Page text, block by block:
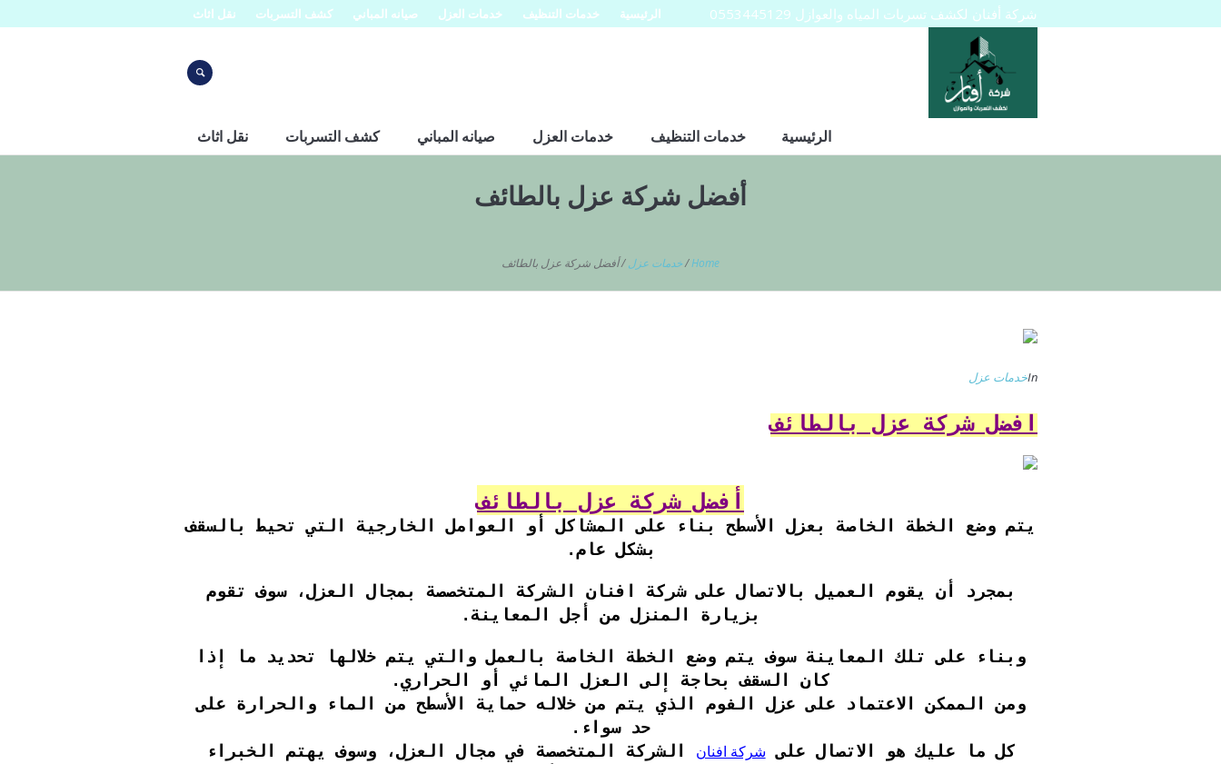
الرئيسية خدمات التنظيف خدمات العزل صيانه المباني كشف التسربات نقل اثاث شركة أفنان لكشف تسربات المياه والعوازل 0553445129
الرئيسية خدمات التنظيف خدمات العزل صيانه المباني كشف التسربات نقل اثاث
أفضل شركة عزل بالطائف
Home
/خدمات عزل /أفضل شركة عزل بالطائف
Inخدمات عزل
أفضل شركة عزل بالطائف
أفضل شركة عزل بالطائف
يتم وضع الخطة الخاصة بعزل الأسطح بناء على المشاكل أو العوامل الخارجية التي تحيط بالسقف
بشكل عام.
بمجرد أن يقوم العميل بالاتصال على شركة افنان الشركة المتخصصة بمجال العزل، سوف تقوم
بزيارة المنزل من أجل المعاينة.
وبناء على تلك المعاينة سوف يتم وضع الخطة الخاصة بالعمل والتي يتم خلالها تحديد ما إذا
كان السقف بحاجة إلى العزل المائي أو الحراري.
ومن الممكن الاعتماد على عزل الفوم الذي يتم من خلاله حماية الأسطح من الماء والحرارة على
حد سواء.
كل ما عليك هو الاتصال علىشركة افنان الشركة المتخصصة في مجال العزل، وسوف يهتم الخبراء